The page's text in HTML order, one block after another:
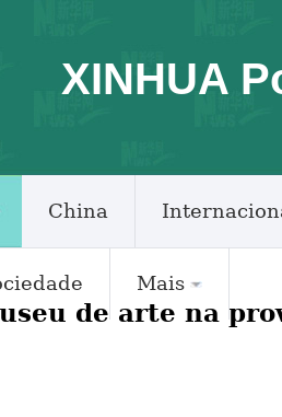
XINHUA
China
Mais
de arte na